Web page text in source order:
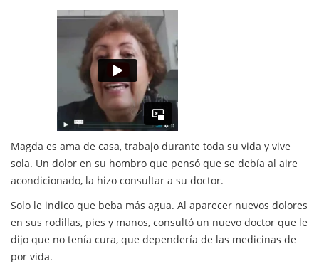
Magda es ama de casa, trabajo durante toda su vida y vive
sola. Un dolor en su hombro que pensó que se debía al aire
acondicionado, la hizo consultar a su doctor.
Solo le indico que beba más agua. Al aparecer nuevos dolores
en sus rodillas, pies y manos, consultó un nuevo doctor que le
dijo que no tenía cura, que dependería de las medicinas de
por vida.